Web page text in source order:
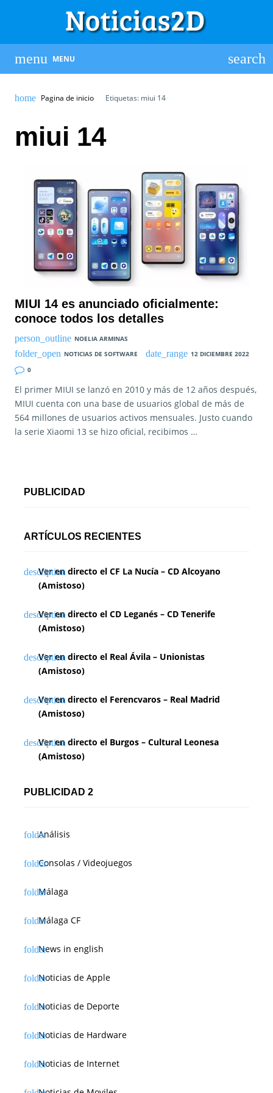
MENU
Pagina de inicio Etiquetas: miui 14
miui 14
MIUI 14 es anunciado oficialmente:
conoce todos los detalles
NOELIA ARMINAS
NOTICIAS DE SOFTWARE
12 DICIEMBRE 2022
0
El primer MIUI se lanzó en 2010 y más de 12 años después,
MIUI cuenta con una base de usuarios global de más de
564 millones de usuarios activos mensuales. Justo cuando
la serie Xiaomi 13 se hizo oficial, recibimos …
PUBLICIDAD
ARTÍCULOS RECIENTES
Ver en directo el CF La Nucía – CD Alcoyano
(Amistoso)
Ver en directo el CD Leganés – CD Tenerife
(Amistoso)
Ver en directo el Real Ávila – Unionistas
(Amistoso)
Ver en directo el Ferencvaros – Real Madrid
(Amistoso)
Ver en directo el Burgos – Cultural Leonesa
(Amistoso)
PUBLICIDAD 2
Análisis
Consolas / Videojuegos
Málaga
Málaga CF
News in english
Noticias de Apple
Noticias de Deporte
Noticias de Hardware
Noticias de Internet